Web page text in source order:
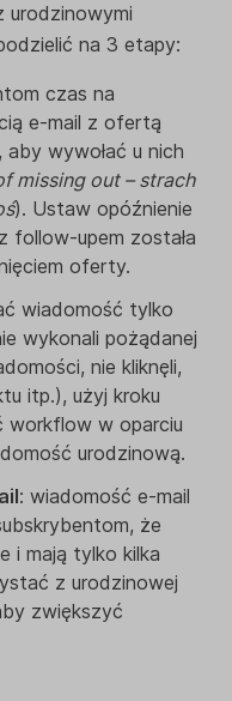
urodzinowymi
na 3 etapy:
czas na
e-mail z ofertą
wywołać u nich
missing out – strach
). Ustaw opóźnienie
follow-upem została
oferty.
wiadomość tylko
wykonali pożądanej
nie kliknęli,
itp.), użyj kroku
workflow w oparciu
urodzinową.
: wiadomość e-mail
że
i mają tylko kilka
z urodzinowej
zwiększyć